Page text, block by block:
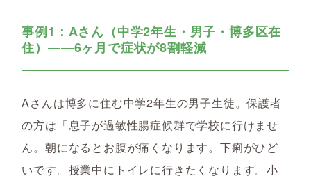
事例1：Aさん（中学2年生・男子・博多区在
住）――6ヶ月で症状が8割軽減
Aさんは博多に住む中学2年生の男子生徒。保護者
の方は「息子が過敏性腸症候群で学校に行けませ
ん。朝になるとお腹が痛くなります。下痢がひど
いです。授業中にトイレに行きたくなります。小